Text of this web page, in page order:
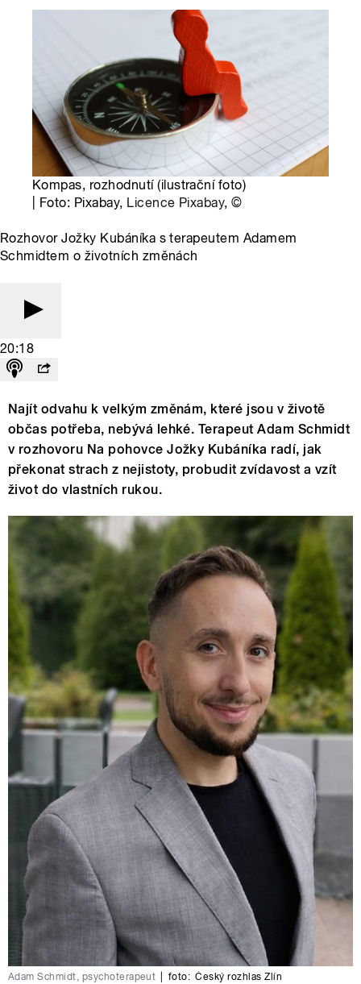
Kompas, rozhodnutí (ilustrační foto)
| Foto: Pixabay, Licence Pixabay,©
Rozhovor Jožky Kubáníka s terapeutem Adamem
Schmidtem o životních změnách
20:18
Najít odvahu k velkým změnám, které jsou v životě
občas potřeba, nebývá lehké. Terapeut Adam Schmidt
v rozhovoru Na pohovce Jožky Kubáníka radí, jak
překonat strach z nejistoty, probudit zvídavost a vzít
život do vlastních rukou.
Adam Schmidt, psychoterapeut foto: Český rozhlas Zlín